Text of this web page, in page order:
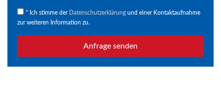
* Ich stimme der Datenschutzerklärung und einer Kontaktaufnahme
zur weiteren Information zu.
Anfrage senden